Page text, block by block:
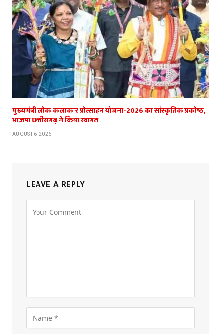
मुख्यमंत्री लोक कलाकार प्रोत्साहन योजना-2026 का सांस्कृतिक प्रकोष्ठ,
भाजपा छत्तीसगढ़ ने किया स्वागत
AUGUST 6, 2026
LEAVE A REPLY